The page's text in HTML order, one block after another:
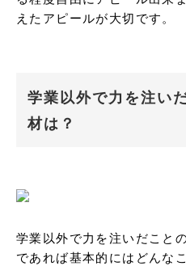
えたアピールが大切です。
学業以外で力を注い
材は？
学業以外で力を注いだこと
であれば基本的にはどんな